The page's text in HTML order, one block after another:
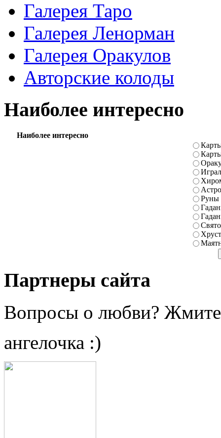
Галерея Таро
Галерея Ленорман
Галерея Оракулов
Авторские колоды
Наиболее интересно
Наиболее интересно
Руны
Партнеры сайта
Вопросы о любви?
ангелочка :)